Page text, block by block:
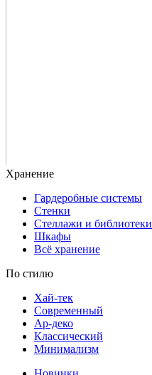
Гардеробные системы
Стенки
Стеллажи и библиотеки
Шкафы